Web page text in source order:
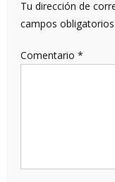
Tu dirección de
campos
Comentario *